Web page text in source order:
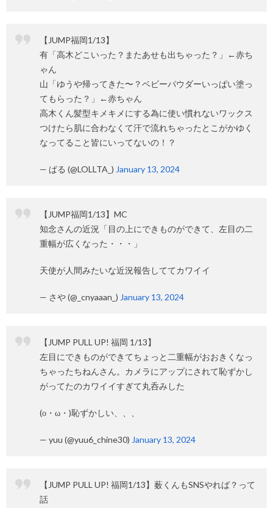
【JUMP福岡1/13】
有「高木どこいった？またあせも出ちゃった？」←赤ち
ゃん
山「ゆうや帰ってきた〜？ベビーパウダーいっぱい塗っ
てもらった？」←赤ちゃん
高木くん髪型キメキメにする為に使い慣れないワックス
つけたら肌に合わなくて汗で流れちゃったとこがかゆく
なってること皆にいってないの！？
— ぱる (@LOLLTA_) January 13, 2024
【JUMP福岡1/13】MC
知念さんの近況「目の上にできものができて、左目の二
重幅が広くなった・・・」
天使が人間みたいな近況報告しててカワイイ
— さや (@_cnyaaan_) January 13, 2024
【JUMP PULL UP! 福岡 1/13】
左目にできものができてちょっと二重幅がおおきくなっ
ちゃったちねんさん。カメラにアップにされて恥ずかし
がってたのカワイイすぎて丸呑みした
(о・ω・)恥ずかしい、、、
— yuu (@yuu6_chine30) January 13, 2024
【JUMP PULL UP! 福岡1/13】薮くんもSNSやれば？って
話